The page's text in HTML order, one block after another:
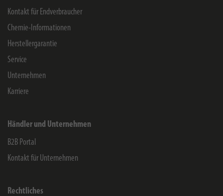
Kontakt für Endverbraucher
Chemie-Informationen
Herstellergarantie
Service
Unternehmen
Karriere
Händler und Unternehmen
B2B Portal
Kontakt für Unternehmen
Rechtliches